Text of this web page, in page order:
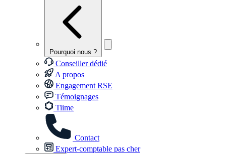
Pourquoi nous ?
Conseiller dédié
A propos
Engagement RSE
Témoignages
Tiime
Contact
Expert-comptable pas cher